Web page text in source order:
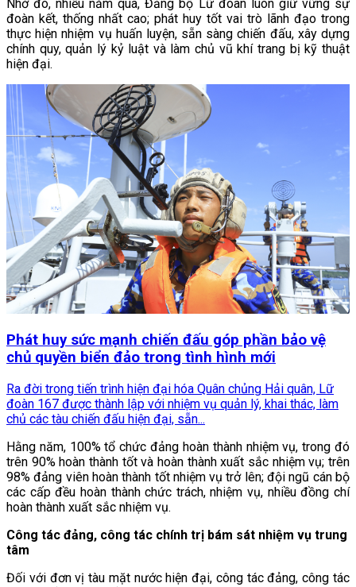
Nhờ đó, nhiều năm qua, Đảng bộ Lữ đoàn luôn giữ vững sự
đoàn kết, thống nhất cao; phát huy tốt vai trò lãnh đạo trong
thực hiện nhiệm vụ huấn luyện, sẵn sàng chiến đấu, xây dựng
chính quy, quản lý kỷ luật và làm chủ vũ khí trang bị kỹ thuật
hiện đại.
Phát huy sức mạnh chiến đấu góp phần bảo vệ
chủ quyền biển đảo trong tình hình mới
Ra đời trong tiến trình hiện đại hóa Quân chủng Hải quân, Lữ
đoàn 167 được thành lập với nhiệm vụ quản lý, khai thác, làm
chủ các tàu chiến đấu hiện đại, sẵn...
Hằng năm, 100% tổ chức đảng hoàn thành nhiệm vụ, trong đó
trên 90% hoàn thành tốt và hoàn thành xuất sắc nhiệm vụ; trên
98% đảng viên hoàn thành tốt nhiệm vụ trở lên; đội ngũ cán bộ
các cấp đều hoàn thành chức trách, nhiệm vụ, nhiều đồng chí
hoàn thành xuất sắc nhiệm vụ.
Công tác đảng, công tác chính trị bám sát nhiệm vụ trung
tâm
Đối với đơn vị tàu mặt nước hiện đại, công tác đảng, công tác